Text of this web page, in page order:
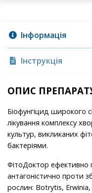
Інформація
Інструкція
ОПИС
Біофунгіцид широкого
лікування комплексу
культур, викликаних
бактеріями.
ФітоДоктор ефективно
антагоністично проти
рослин: Botrytis,